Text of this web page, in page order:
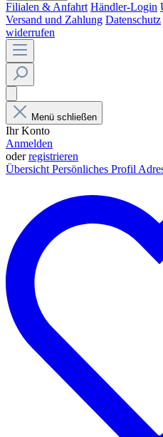
Filialen & Anfahrt Händler-Login
Versand und Zahlung Datenschutz
widerrufen
Menü schließen
Ihr Konto
Anmelden
oderregistrieren
Übersicht Persönliches Profil